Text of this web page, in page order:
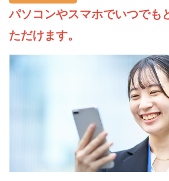
パソコンやスマホでいつでも
ただけます。